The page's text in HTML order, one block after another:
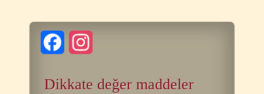
Facebook
Dikkate değer maddeler